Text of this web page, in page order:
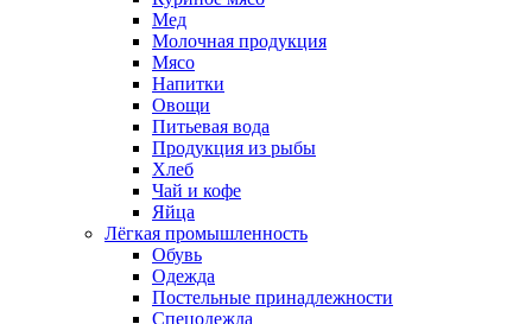
Мед
Молочная продукция
Мясо
Напитки
Овощи
Питьевая вода
Продукция из рыбы
Хлеб
Чай и кофе
Яйца
Лёгкая промышленность
Обувь
Одежда
Постельные принадлежности
Спецодежда